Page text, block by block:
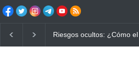
Riesgos ocultos: ¿Cómo el